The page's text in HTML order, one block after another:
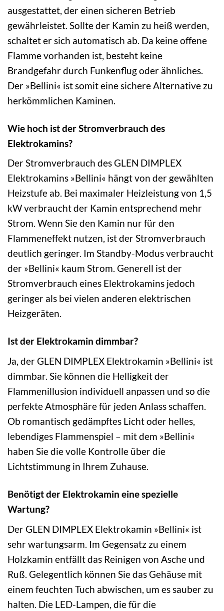
ausgestattet, der einen sicheren Betrieb
gewährleistet. Sollte der Kamin zu heiß werden,
schaltet er sich automatisch ab. Da keine offene
Flamme vorhanden ist, besteht keine
Brandgefahr durch Funkenflug oder ähnliches.
Der »Bellini« ist somit eine sichere Alternative zu
herkömmlichen Kaminen.
Wie hoch ist der Stromverbrauch des
Elektrokamins?
Der Stromverbrauch des GLEN DIMPLEX
Elektrokamins »Bellini« hängt von der gewählten
Heizstufe ab. Bei maximaler Heizleistung von 1,5
kW verbraucht der Kamin entsprechend mehr
Strom. Wenn Sie den Kamin nur für den
Flammeneffekt nutzen, ist der Stromverbrauch
deutlich geringer. Im Standby-Modus verbraucht
der »Bellini« kaum Strom. Generell ist der
Stromverbrauch eines Elektrokamins jedoch
geringer als bei vielen anderen elektrischen
Heizgeräten.
Ist der Elektrokamin dimmbar?
Ja, der GLEN DIMPLEX Elektrokamin »Bellini« ist
dimmbar. Sie können die Helligkeit der
Flammenillusion individuell anpassen und so die
perfekte Atmosphäre für jeden Anlass schaffen.
Ob romantisch gedämpftes Licht oder helles,
lebendiges Flammenspiel – mit dem »Bellini«
haben Sie die volle Kontrolle über die
Lichtstimmung in Ihrem Zuhause.
Benötigt der Elektrokamin eine spezielle
Wartung?
Der GLEN DIMPLEX Elektrokamin »Bellini« ist
sehr wartungsarm. Im Gegensatz zu einem
Holzkamin entfällt das Reinigen von Asche und
Ruß. Gelegentlich können Sie das Gehäuse mit
einem feuchten Tuch abwischen, um es sauber zu
halten. Die LED-Lampen, die für die